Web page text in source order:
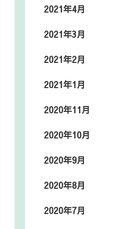
2021年4月
2021年3月
2021年2月
2021年1月
2020年11月
2020年10月
2020年9月
2020年8月
2020年7月